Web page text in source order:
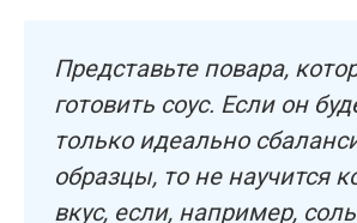
Представьте повара,
готовить соус. Если он
только идеально
образцы, то не научится
вкус, если, например,